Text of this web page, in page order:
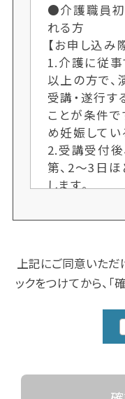
●介護職員初
れる方
【お申し込み
1.介護に従事
以上の方で
受講・遂行
ことが条件で
め妊娠してい
2.受講受付
第、2〜3日
します。
数の場合、
はお早めに
り開講しない
ください。
4.クラスに
場合がござ
加カリキュラ
なる場合が
上記にご同意いただ
ックをつけてから、「